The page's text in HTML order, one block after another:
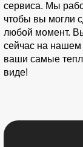
сервиса. Мы
чтобы вы могли
любой момент.
сейчас на нашем
ваши самые
виде!